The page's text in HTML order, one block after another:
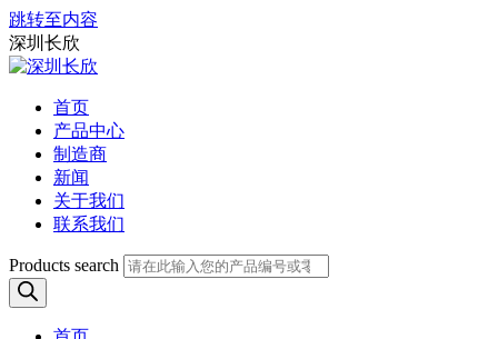
跳转至内容
深圳长欣
首页
产品中心
制造商
新闻
关于我们
联系我们
Products search